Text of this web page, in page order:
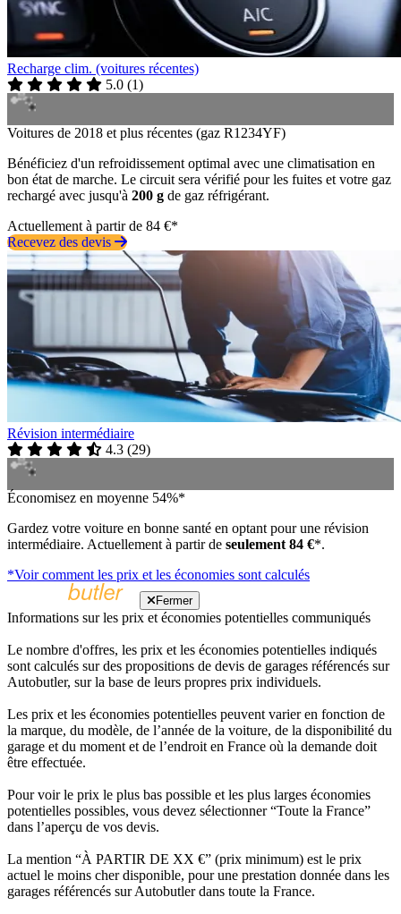
Recharge clim. (voitures récentes)
5.0 (1)
Voitures de 2018 et plus récentes (gaz R1234YF)
Bénéficiez d'un refroidissement optimal avec une climatisation en
bon état de marche. Le circuit sera vérifié pour les fuites et votre gaz
rechargé avec jusqu'à 200 g de gaz réfrigérant.
Actuellement à partir de 84 €*
Recevez des devis
Révision intermédiaire
4.3 (29)
Économisez en moyenne 54%*
Gardez votre voiture en bonne santé en optant pour une révision
intermédiaire. Actuellement à partir de seulement 84 €*.
*Voir comment les prix et les économies sont calculés
Fermer
Informations sur les prix et économies potentielles communiqués
Le nombre d'offres, les prix et les économies potentielles indiqués
sont calculés sur des propositions de devis de garages référencés sur
Autobutler, sur la base de leurs propres prix individuels.
Les prix et les économies potentielles peuvent varier en fonction de
la marque, du modèle, de l’année de la voiture, de la disponibilité du
garage et du moment et de l’endroit en France où la demande doit
être effectuée.
Pour voir le prix le plus bas possible et les plus larges économies
potentielles possibles, vous devez sélectionner “Toute la France”
dans l’aperçu de vos devis.
La mention “À PARTIR DE XX €” (prix minimum) est le prix
actuel le moins cher disponible, pour une prestation donnée dans les
garages référencés sur Autobutler dans toute la France.